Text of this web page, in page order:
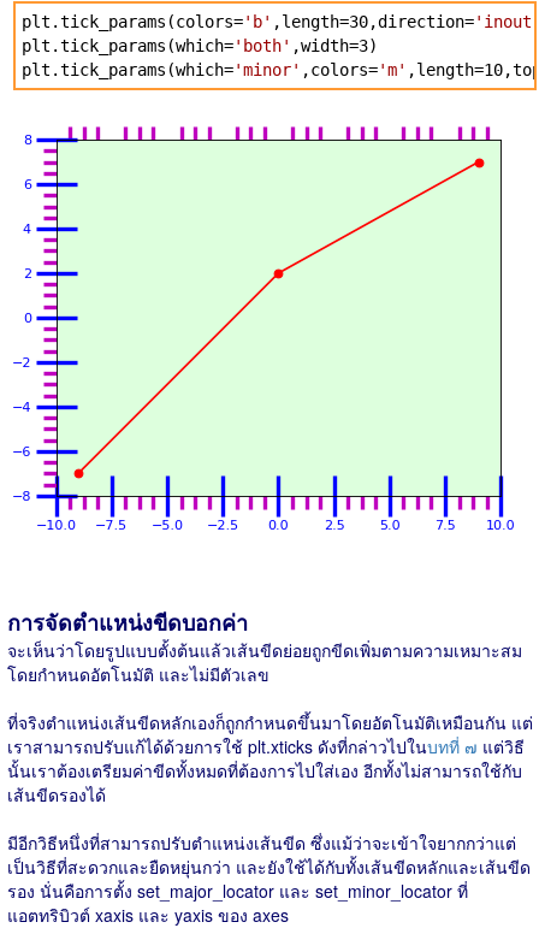
plt.tick_params(colors='b' ,length=30,direction=
plt.tick_params(which='both' ,width=3)
plt.tick_params(which='minor' ,colors='m'
การจัดตำแหน่งขีดบอกค่า
จะเห็นว่าโดยรูปแบบตั้งต้นแล้วเส้นขีดย่อยถูกขีดเพิ่มตามความเหมาะสม
โดยกำหนดอัตโนมัติ และไม่มีตัวเลข
ที่จริงตำแหน่งเส้นขีดหลักเองก็ถูกกำหนดขึ้นมาโดยอัตโนมัติเหมือนกัน แต่
เราสามารถปรับแก้ได้ด้วยการใช้ plt.xticks ดังที่กล่าวไปในบทที่ ๗ แต่วิธี
นั้นเราต้องเตรียมค่าขีดทั้งหมดที่ต้องการไปใส่เอง อีกทั้งไม่สามารถใช้กับ
เส้นขีดรองได้
มีอีกวิธีหนึ่งที่สามารถปรับตำแหน่งเส้นขีด ซึ่งแม้ว่าจะเข้าใจยากกว่าแต่
เป็นวิธีที่สะดวกและยืดหยุ่นกว่า และยังใช้ได้กับทั้งเส้นขีดหลักและเส้นขีด
รอง นั่นคือการตั้ง set_major_locator และ set_minor_locator ที่
แอตทริบิวต์ xaxis และ yaxis ของ axes